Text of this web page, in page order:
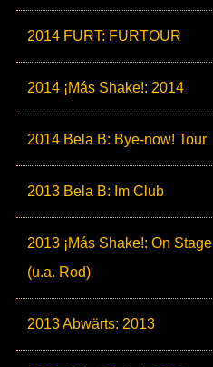
2014 FURT: FURTOUR
2014 ¡Más Shake!: 2014
2014 Bela B: Bye-now! Tour
2013 Bela B: Im Club
2013 ¡Más Shake!: On Stage
(u.a. Rod)
2013 Abwärts: 2013